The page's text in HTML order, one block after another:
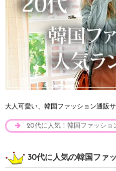
大人可愛い、韓国ファッション通販
20代に人気！韓国ファッショ
30代に人気の韓国ファ